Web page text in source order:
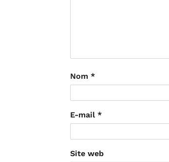
Nom *
E-mail *
Site web